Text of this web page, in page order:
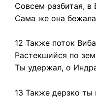
Совсем разбитая, в
Сама же она
12 Также поток
Растекшийся по
Ты удержал, о
13 Также дерзко